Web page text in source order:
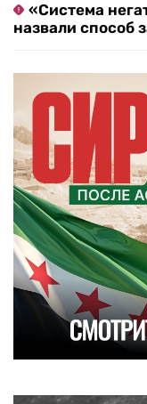
«Система
назвали способ